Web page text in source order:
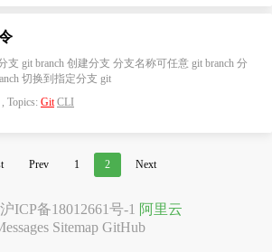
支 git branch 创建分支 分支名称可任意 git branch 分
切换到指定分支 git
Topics: Git CLI
Prev 1 2 Next
沪ICP备18012661号-1 阿里云
Sitemap GitHub